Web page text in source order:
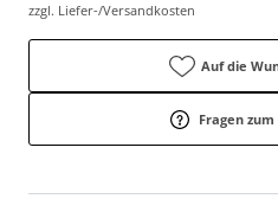
zzgl. Liefer-/Versandkosten
Auf die
Fragen